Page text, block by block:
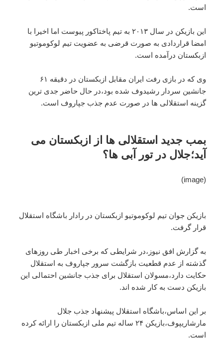
است.
این بازیکن در سال ۲۰۱۳ به تیم پاختاکور پیوست اما اخیرا با
امضا قراردادی به صورت قرضی به عضویت تیم لوکوموتیو
ازبکستان درآمده است.
وی که در بازی رفت ایران مقابل ازبکستان در دقیقه ۶۱
جانشین سردار رشیدوف شده بود،در حال حاضر جدی ترین
گزینه استقلالی ها در صورت عدم جذب جپاروف است.
بمب جدید استقلالی ها از ازبکستان می
آید؛جلال در تور آبی ها؟
(image)
بازیکن جوان تیم لوکوموتیو ازبکستان در رادار باشگاه استقلال
قرار گرفت.
به گزارش افق نیوز،در شرایطی که برخی اخبار طی روزهای
گذشته از عدم قطعیت بازگشت سرور جپاروف به استقلال
حکایت دارد،مسولان استقلال برای جذب جانشین احتمالی این
بازیکن دست به کار شده اند.
بر این اساس،باشگاه استقلال پیشنهاد جذب جلال
مارشاریپوف،بازیکن ۲۴ ساله تیم ملی ازبکستان را ارائه کرده
است.